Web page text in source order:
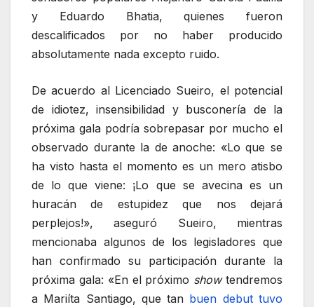
y Eduardo Bhatia, quienes fueron
descalificados por no haber producido
absolutamente nada excepto ruido.
De acuerdo al Licenciado Sueiro, el potencial
de idiotez, insensibilidad y busconería de la
próxima gala podría sobrepasar por mucho el
observado durante la de anoche: «Lo que se
ha visto hasta el momento es un mero atisbo
de lo que viene: ¡Lo que se avecina es un
huracán de estupidez que nos dejará
perplejos!», aseguró Sueiro, mientras
mencionaba algunos de los legisladores que
han confirmado su participación durante la
próxima gala: «En el próximo showtendremos
a Mariíta Santiago, que tan buen debut tuvo